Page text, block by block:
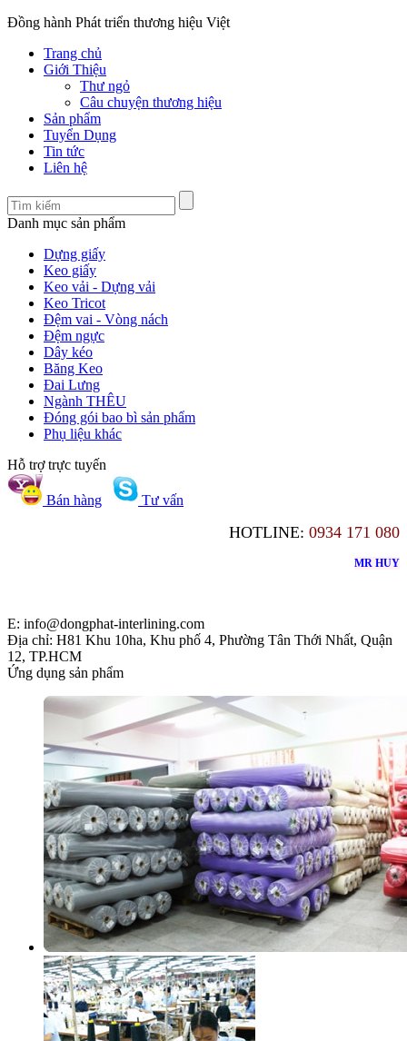
Đồng hành Phát triển thương hiệu Việt
Trang chủ
Giới Thiệu
Thư ngỏ
Câu chuyện thương hiệu
Sản phẩm
Tuyển Dụng
Tin tức
Liên hệ
Danh mục sản phẩm
Dựng giấy
Keo giấy
Keo vải - Dựng vải
Keo Tricot
Đệm vai - Vòng nách
Đệm ngực
Dây kéo
Băng Keo
Đai Lưng
Ngành THÊU
Đóng gói bao bì sản phẩm
Phụ liệu khác
Hỗ trợ trực tuyến
Bán hàng Tư vấn
HOTLINE: 0934 171 080
MR HUY
E: info@dongphat-interlining.com
Địa chỉ: H81 Khu 10ha, Khu phố 4, Phường Tân Thới Nhất, Quận
12, TP.HCM
Ứng dụng sản phẩm